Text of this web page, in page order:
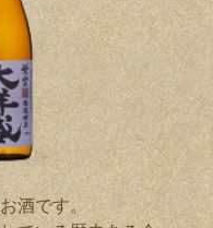
酒です。